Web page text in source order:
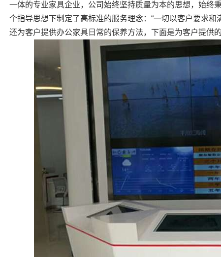
一体的专业家具企业，公司始终坚持质量为本的思想，始终
个指导思想下制定了高标准的服务理念：“一切以客户要求
还为客户提供办公家具日常的保养方法，下面是为客户提供